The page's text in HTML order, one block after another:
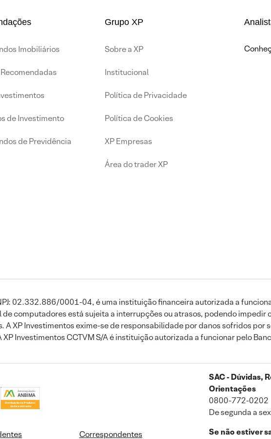
Imobiliários
de Investimento
de Previdência
Grupo XP
Sobre a XP
Institucional
Política de Privacidade
Política de Cookies
XP Empresas
Área do trader XP
02.332.886/0001-04, é uma instituição financeira autorizada a
computadores está sujeita a interrupções ou atrasos, podendo impedir
A XP Investimentos exime-se de responsabilidade por danos sofridos por
Investimentos CCTVM S/A é instituição autorizada a funcionar pelo
Correspondentes
SAC - Dúvidas,
Orientações
0800-772-0202
De segunda a
Se não estiver